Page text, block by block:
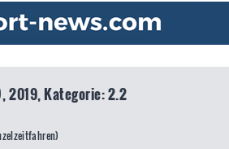
2019, Kategorie: 2.2